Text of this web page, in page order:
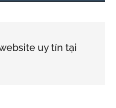
uy tín tại